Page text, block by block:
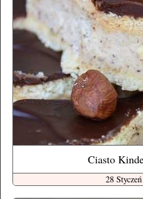
Ciasto
28